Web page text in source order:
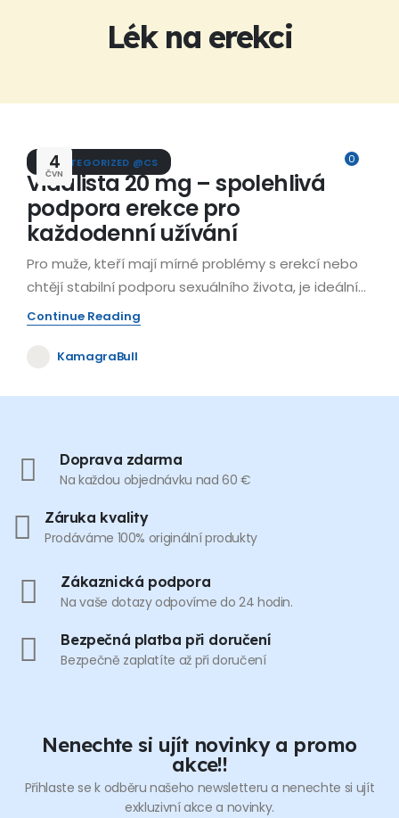
Lék na erekci
4
ČVN
0
UNCATEGORIZED @CS
Vidalista 20 mg – spolehlivá
podpora erekce pro
každodenní užívání
Pro muže, kteří mají mírné problémy s erekcí nebo
chtějí stabilní podporu sexuálního života, je ideální...
Continue Reading
KamagraBull
Doprava zdarma
Na každou objednávku nad 60 €
Záruka kvality
Prodáváme 100% originální produkty
Zákaznická podpora
Na vaše dotazy odpovíme do 24 hodin.
Bezpečná platba při doručení
Bezpečně zaplatíte až při doručení
Nenechte si ujít novinky a promo
akce!!
Přihlaste se k odběru našeho newsletteru a nenechte si ujít
exkluzivní akce a novinky.